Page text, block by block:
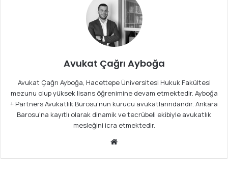
Avukat Çağrı Ayboğa
Avukat Çağrı Ayboğa, Hacettepe Üniversitesi Hukuk Fakültesi
mezunu olup yüksek lisans öğrenimine devam etmektedir. Ayboğa
+ Partners Avukatlık Bürosu’nun kurucu avukatlarındandır. Ankara
Barosu’na kayıtlı olarak dinamik ve tecrübeli ekibiyle avukatlık
mesleğini icra etmektedir.